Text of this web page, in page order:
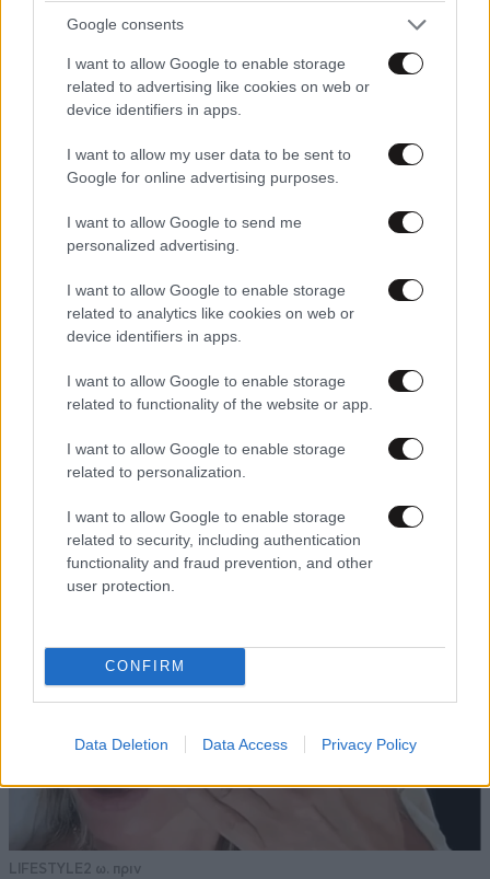
Google consents
I want to allow Google to enable storage
related to advertising like cookies on web or
device identifiers in apps.
I want to allow my user data to be sent to
Google for online advertising purposes.
I want to allow Google to send me
personalized advertising.
I want to allow Google to enable storage
related to analytics like cookies on web or
device identifiers in apps.
I want to allow Google to enable storage
related to functionality of the website or app.
I want to allow Google to enable storage
related to personalization.
I want to allow Google to enable storage
related to security, including authentication
functionality and fraud prevention, and other
user protection.
CONFIRM
Data Deletion Data Access Privacy Policy
LIFESTYLE06·08·2026 18:51
Χρίστος Κούγιας – Η αυστηρή ανακοίνωση για
την προσωπική του ζωή: «Δεν αποτελεί
LIFESTYLE2 ω. πριν